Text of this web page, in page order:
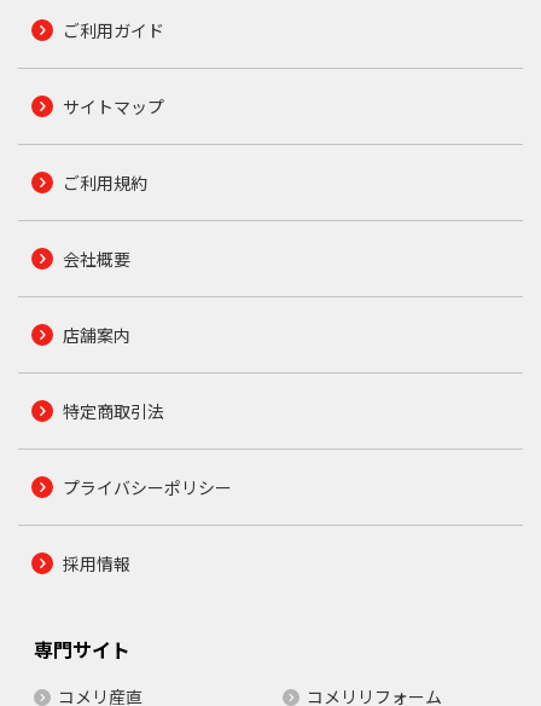
ご利用ガイド
サイトマップ
ご利用規約
会社概要
店舗案内
特定商取引法
プライバシーポリシー
採用情報
専門サイト
コメリ産直 コメリリフォーム